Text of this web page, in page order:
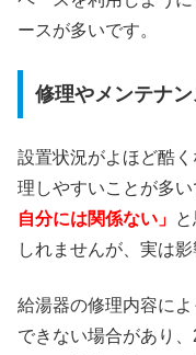
ースが多いです。
修理やメンテナ
設置状況がよほど酷
理しやすいことが多い
自分には関係ない」
しれませんが、実は
給湯器の修理内容に
できない場合があり